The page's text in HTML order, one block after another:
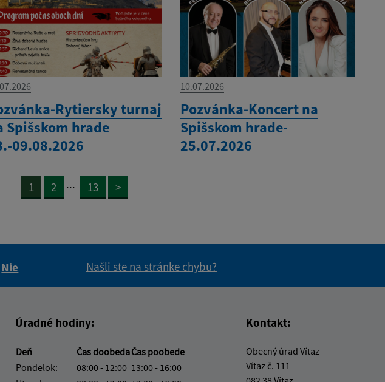
Rytiersky turnaj
Spišskom hrade
09.08.2026
10.07.2026
Pozvánka-Koncert na
Spišskom hrade-
25.07.2026
1 2 ... 13 >
Nie
Našli ste na stránke chybu?
Úradné hodiny:
Deň Čas doobedaČas poobede
Pondelok:
08:00 - 12:00 13:00 - 16:00
Kontakt:
Obecný úrad Víťaz
Víťaz č. 111